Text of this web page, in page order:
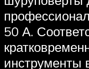
50 А.
инструменты